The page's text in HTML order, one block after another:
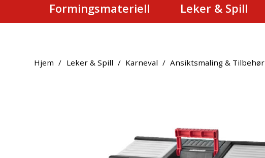
Formingsmateriell Leker & Spill
Hjem / Leker & Spill / Karneval / Ansiktsmaling & Tilbehør